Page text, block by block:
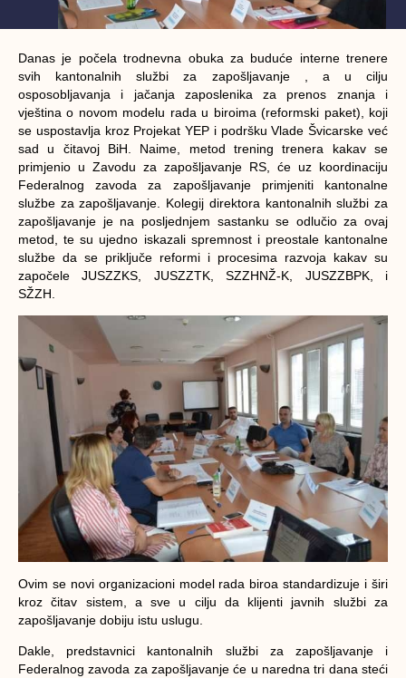
Danas je počela trodnevna obuka za buduće interne trenere
svih kantonalnih službi za zapošljavanje , a u cilju
osposobljavanja i jačanja zaposlenika za prenos znanja i
vještina o novom modelu rada u biroima (reformski paket), koji
se uspostavlja kroz Projekat YEP i podršku Vlade Švicarske već
sad u čitavoj BiH. Naime, metod trening trenera kakav se
primjenio u Zavodu za zapošljavanje RS, će uz koordinaciju
Federalnog zavoda za zapošljavanje primjeniti kantonalne
službe za zapošljavanje. Kolegij direktora kantonalnih službi za
zapošljavanje je na posljednjem sastanku se odlučio za ovaj
metod, te su ujedno iskazali spremnost i preostale kantonalne
službe da se priključe reformi i procesima razvoja kakav su
započele JUSZZKS, JUSZZTK, SZZHNŽ-K, JUSZZBPK, i
SŽZH.
Ovim se novi organizacioni model rada biroa standardizuje i širi
kroz čitav sistem, a sve u cilju da klijenti javnih službi za
zapošljavanje dobiju istu uslugu.
Dakle, predstavnici kantonalnih službi za zapošljavanje i
Federalnog zavoda za zapošljavanje će u naredna tri dana steći